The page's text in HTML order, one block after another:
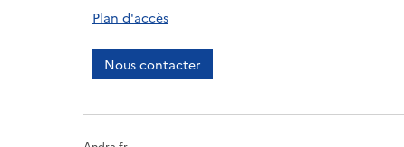
Plan d'accès
Nous contacter